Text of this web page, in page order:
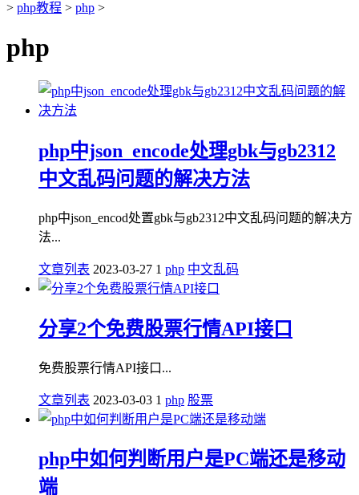
> php教程 > php >
php
php中json_encode处理gbk与gb2312
中文乱码问题的解决方法
php中json_encod处置gbk与gb2312中文乱码问题的解决方
法...
文章列表 2023-03-27 1 php 中文乱码
分享2个免费股票行情API接口
免费股票行情API接口...
文章列表 2023-03-03 1 php 股票
php中如何判断用户是PC端还是移动
端